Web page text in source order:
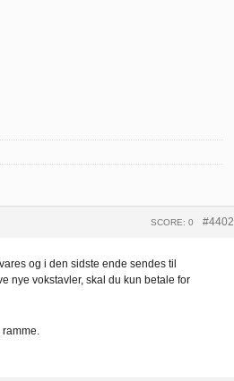
#4402
SCORE: 0
og i den sidste ende sendes til
nye vokstavler, skal du kun betale for